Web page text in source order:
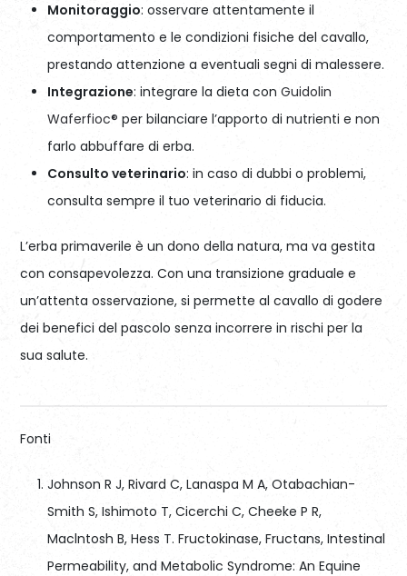
Monitoraggio: osservare attentamente il
comportamento e le condizioni fisiche del cavallo,
prestando attenzione a eventuali segni di malessere.
Integrazione: integrare la dieta conGuidolin
Waferfioc® per bilanciare l’apporto di nutrienti e non
farlo abbuffare di erba.
Consulto veterinario: in caso di dubbi o problemi,
consulta sempre il tuo veterinario di fiducia.
L’erba primaverile è un dono della natura, ma va gestita
con consapevolezza. Con una transizione graduale e
un’attenta osservazione, si permette al cavallo di godere
dei benefici del pascolo senza incorrere in rischi per la
sua salute.
Fonti
Johnson R J, Rivard C, Lanaspa M A, Otabachian-
Smith S, Ishimoto T, Cicerchi C, Cheeke P R,
Maclntosh B, Hess T. Fructokinase, Fructans, Intestinal
Permeability, and Metabolic Syndrome: An Equine